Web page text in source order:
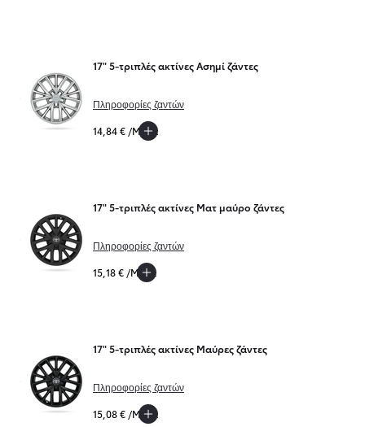
17" 5-τριπλές ακτίνες Ασημί ζάντες
Πληροφορίες ζαντών
14,84 € /Μήνα
17" 5-τριπλές ακτίνες Ματ μαύρο ζάντες
Πληροφορίες ζαντών
15,18 € /Μήνα
17" 5-τριπλές ακτίνες Μαύρες ζάντες
Πληροφορίες ζαντών
15,08 € /Μήνα